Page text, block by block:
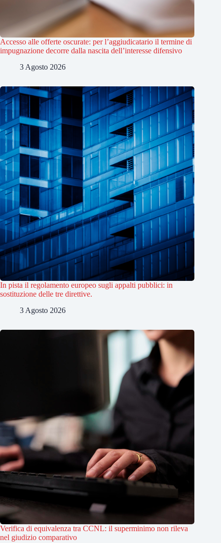
Accesso alle offerte oscurate: per l’aggiudicatario il termine di
impugnazione decorre dalla nascita dell’interesse difensivo
3 Agosto 2026
In pista il regolamento europeo sugli appalti pubblici: in
sostituzione delle tre direttive.
3 Agosto 2026
Verifica di equivalenza tra CCNL: il superminimo non rileva
nel giudizio comparativo